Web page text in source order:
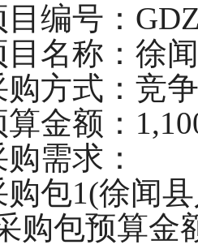
编号：
目名称：徐
购方式：竞
金额：
需求：
购包1(徐闻
购包预算金